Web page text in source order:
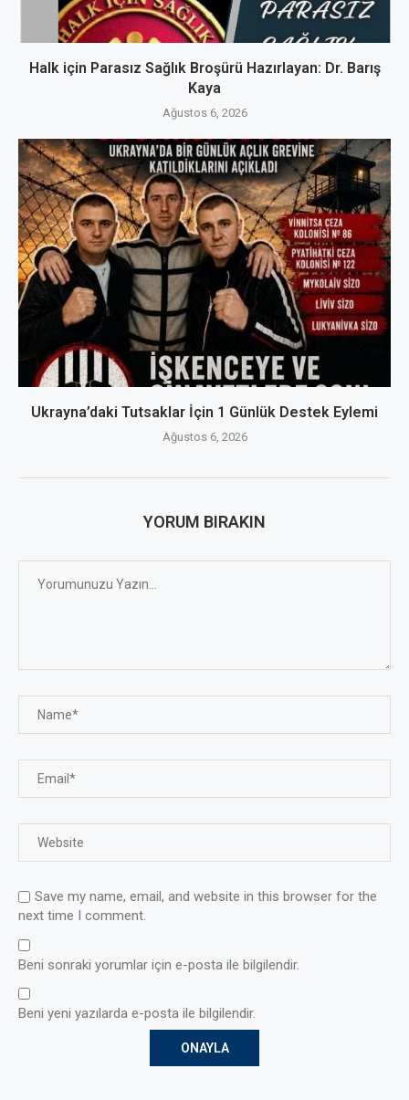
Halk için Parasız Sağlık Broşürü Hazırlayan: Dr. Barış
Kaya
Ağustos 6, 2026
Ukrayna’daki Tutsaklar İçin 1 Günlük Destek Eylemi
Ağustos 6, 2026
YORUM BIRAKIN
Save my name, email, and website in this browser for the
next time I comment.
Beni sonraki yorumlar için e-posta ile bilgilendir.
Beni yeni yazılarda e-posta ile bilgilendir.